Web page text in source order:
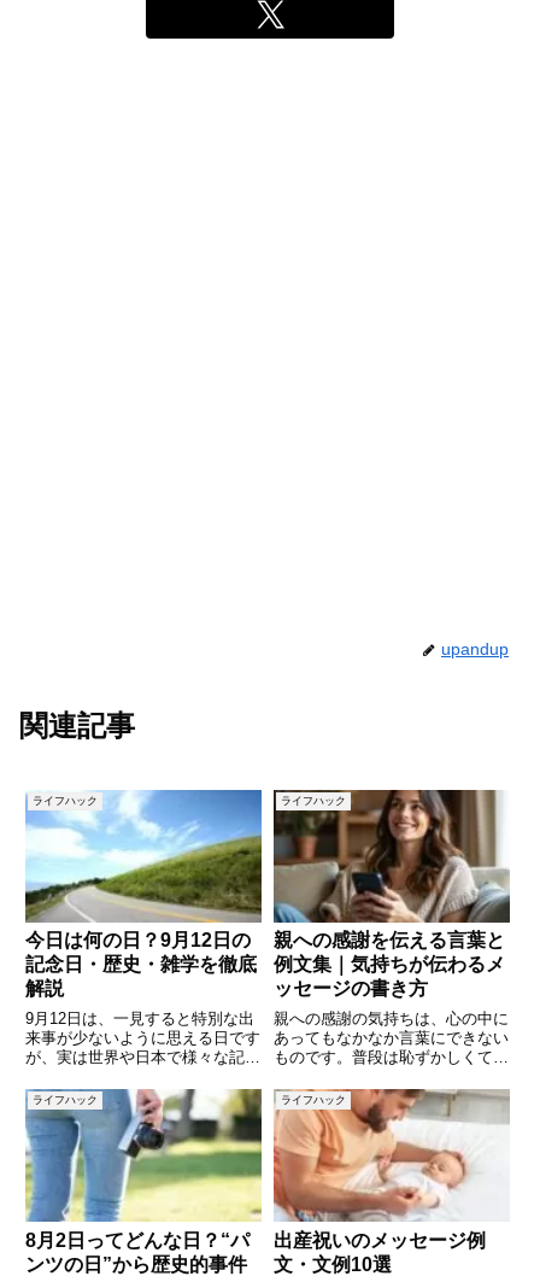
upandup
関連記事
ライフハック
今日は何の日？9月12日の
記念日・歴史・雑学を徹底
解説
9月12日は、一見すると特別な出
来事が少ないように思える日です
が、実は世界や日本で様々な記念
る興味深い一日です。毎日の暮ら
しの中で「今日は何の日だろう」
と調べると、思いがけない発見や
新しい学びにつながります。本
ライフハック
親への感謝を伝える言葉と
例文集｜気持ちが伝わるメ
ッセージの書き方
親への感謝の気持ちは、心の中に
あってもなかなか言葉にできない
ものです。普段は恥ずかしくて言
紙やスピーチなどの特別な場面で
は、しっかりと感謝を伝えたいと
考える人も多いでしょう。本記事
では「親への感謝の例文」をシー
ライフハック
8月2日ってどんな日？“パ
ンツの日”から歴史的事件
ライフハック
出産祝いのメッセージ例
文・文例10選